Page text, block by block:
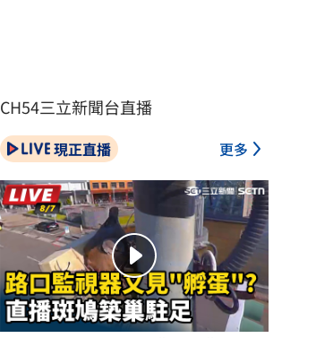
CH54三立新聞台直播
現正直播 更多